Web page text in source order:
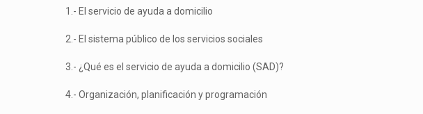
1.- El servicio de ayuda a domicilio
2.- El sistema público de los servicios sociales
3.- ¿Qué es el servicio de ayuda a domicilio (SAD)?
4.- Organización, planificación y programación